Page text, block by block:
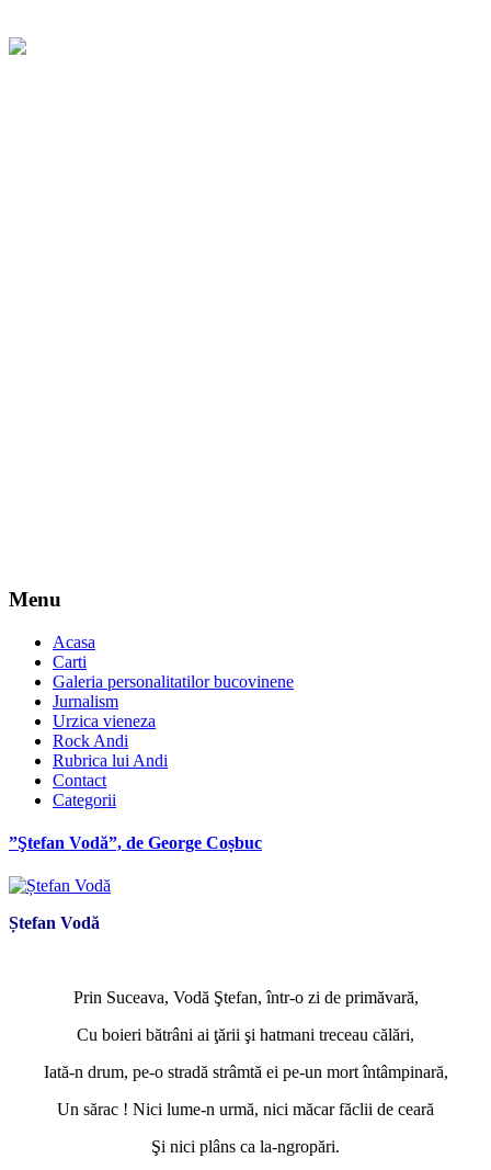
Menu
Acasa
Carti
Galeria personalitatilor bucovinene
Jurnalism
Urzica vieneza
Rock Andi
Rubrica lui Andi
Contact
Categorii
”Ştefan Vodă”, de George Coșbuc
Ștefan Vodă
Prin Suceava, Vodă Ştefan, într-o zi de primăvară,
Cu boieri bătrâni ai ţării şi hatmani treceau călări,
Iată-n drum, pe-o stradă strâmtă ei pe-un mort întâmpinară,
Un sărac ! Nici lume-n urmă, nici măcar făclii de ceară
Şi nici plâns ca la-ngropări.